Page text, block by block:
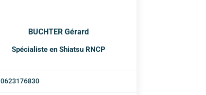
BUCHTER Gérard
Spécialiste en Shiatsu RNCP
0623176830